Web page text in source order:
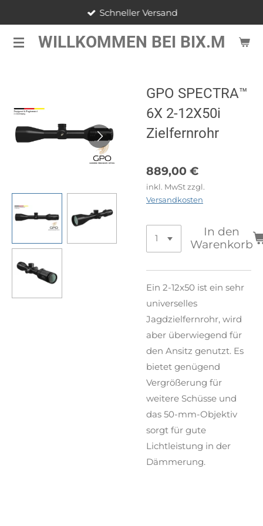
springenWILLKOMMEN BEI BIX.M
Schneller Versand
GPO SPECTRA™
6X 2-12X50i
Zielfernrohr
889,00 €
inkl. MwSt zzgl.
Versandkosten
In den
Warenkorb
Ein 2-12x50 ist ein sehr
universelles
Jagdzielfernrohr, wird
aber überwiegend für
den Ansitz genutzt. Es
bietet genügend
Vergrößerung für
weitere Schüsse und
das 50-mm-Objektiv
sorgt für gute
Lichtleistung in der
Dämmerung.